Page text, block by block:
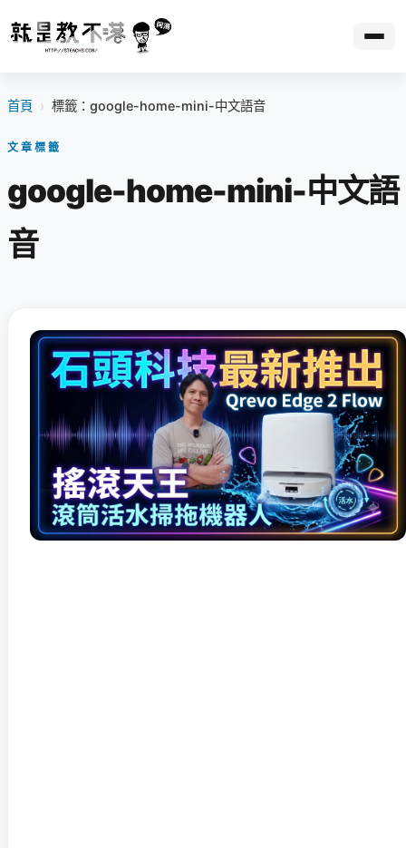
首頁 › 標籤：google-home-mini-中文語音
文章標籤
google-home-mini-中文語
音